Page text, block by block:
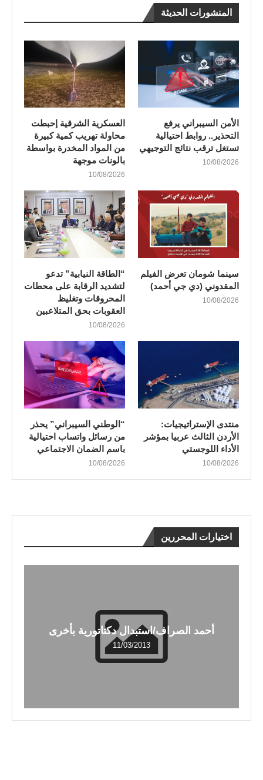
المنشورات الحديثة
الأمن السيبراني يرفع
التحذير.. روابط احتيالية
تستغل ترقب نتائج التوجيهي
10/08/2026
العسكرية الشرقية إحبطت
محاولة تهريب كمية كبيرة
من المواد المخدرة بواسطة
بالونات موجهة
10/08/2026
سينما شومان تعرض الفيلم
المقدوني (دي جي أحمد)
10/08/2026
“الطاقة النيابية” تدعو
لتشديد الرقابة على محطات
المحروقات وتغليظ
العقوبات بحق المتلاعبين
10/08/2026
منتدى الإستراتيجيات:
الأردن الثالث عربيا بمؤشر
الأداء اللوجستي
10/08/2026
“الوطني السيبراني” يحذر
من رسائل واتساب احتيالية
باسم الضمان الاجتماعي
10/08/2026
اختيارات المحررين
أحمد الصراف/استبدال دكتاتورية بأخرى
11/03/2013